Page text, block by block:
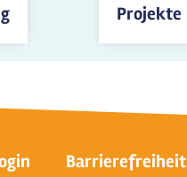
Projekte
Barrierefreiheit